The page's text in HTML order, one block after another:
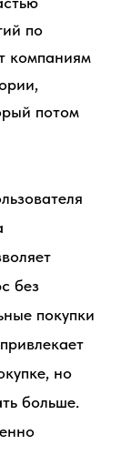
по
компаниям
потом
без
покупки
но
больше.